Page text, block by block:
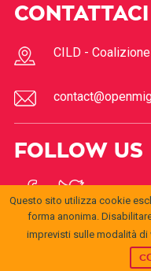
CONTATTACI
CILD -
FOLLOW US
Questo sito utilizza cookie
forma anonima.
imprevisti sulle modalità